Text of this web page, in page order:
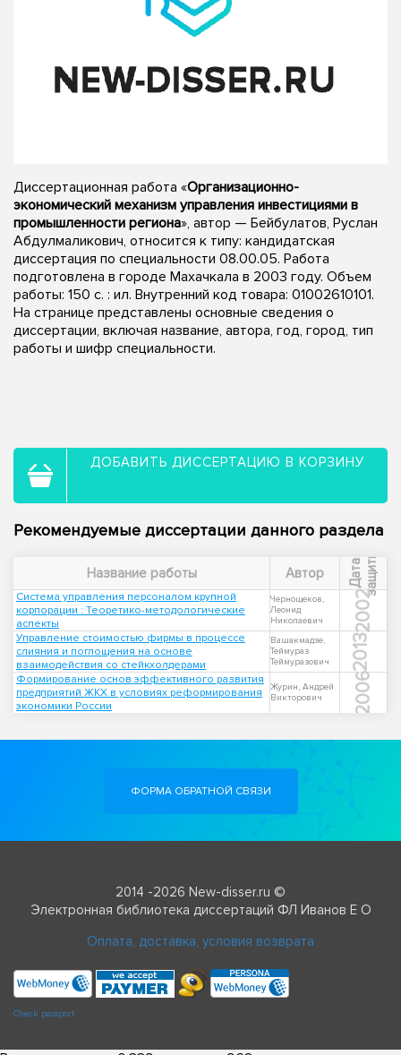
Диссертационная работа «Организационно-
экономический механизм управления инвестициями в
промышленности региона», автор — Бейбулатов, Руслан
Абдулмаликович, относится к типу: кандидатская
диссертация по специальности 08.00.05. Работа
подготовлена в городе Махачкала в 2003 году. Объем
работы: 150 с. : ил. Внутренний код товара: 01002610101.
На странице представлены основные сведения о
диссертации, включая название, автора, год, город, тип
работы и шифр специальности.
ДОБАВИТЬ ДИССЕРТАЦИЮ В КОРЗИНУ
Рекомендуемые диссертации данного раздела
Название работы Автор Д
а
т
а
з
а
щ
и
т ы
Система управления персоналом крупной
корпорации : Теоретико-методологические
аспекты
Чернощеков,
Леонид
Николаевич
2002
Управление стоимостью фирмы в процессе
слияния и поглощения на основе
взаимодействия со стейкхолдерами
Вашакмадзе,
Теймураз
Теймуразович
2013
Формирование основ эффективного развития
предприятий ЖКХ в условиях реформирования
экономики России
Журин, Андрей
Викторович
2006
ФОРМА ОБРАТНОЙ СВЯЗИ
2014 -2026 New-disser.ru ©
Электронная библиотека диссертаций ФЛ Иванов Е О
Оплата, доставка, условия возврата
Check passport